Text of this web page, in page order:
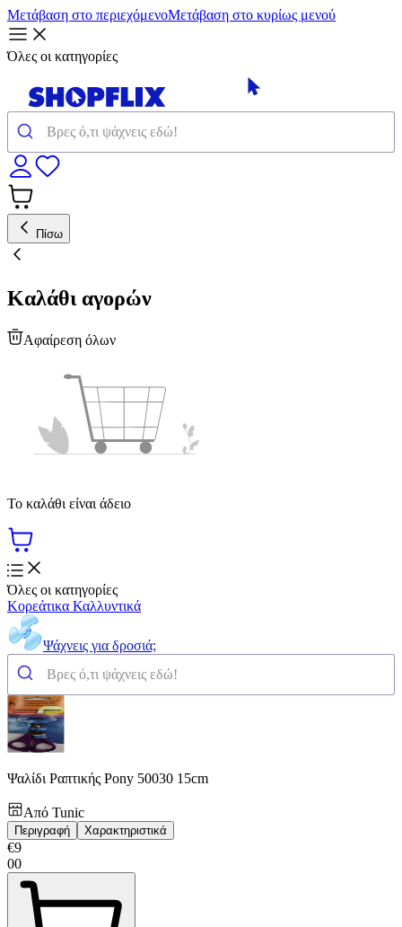
Μετάβαση στο περιεχόμενοΜετάβαση στο κυρίως μενού
Όλες οι κατηγορίες
Πίσω
Καλάθι αγορών
Αφαίρεση όλων
Το καλάθι είναι άδειο
Όλες οι κατηγορίες
Κορεάτικα Καλλυντικά
Ψάχνεις για δροσιά;
Ψαλίδι Ραπτικής Pony 50030 15cm
Από Tunic
Περιγραφή Χαρακτηριστικά
€9
00